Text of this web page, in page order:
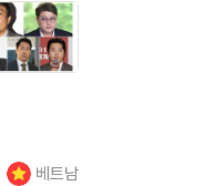
베트남